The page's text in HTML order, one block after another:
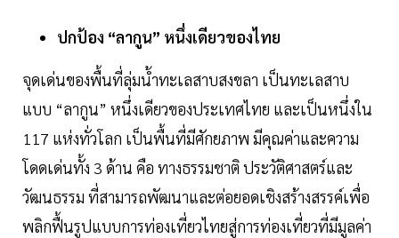
ปกป้อง “ลากูน” หนึ่งเดียวของไทย
จุดเด่นของพื้นที่ลุ่มน้ำทะเลสาบสงขลา เป็นทะเลสาบ
แบบ “ลากูน” หนึ่งเดียวของประเทศไทย และเป็นหนึ่งใน
117 แห่งทั่วโลก เป็นพื้นที่มีศักยภาพ มีคุณค่าและความ
โดดเด่นทั้ง 3 ด้าน คือ ทางธรรมชาติ ประวัติศาสตร์และ
วัฒนธรรม ที่สามารถพัฒนาและต่อยอดเชิงสร้างสรรค์เพื่อ
พลิกฟื้นรูปแบบการท่องเที่ยวไทยสู่การท่องเที่ยวที่มีมูลค่า